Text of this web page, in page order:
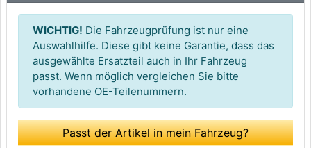
WICHTIG! Die Fahrzeugprüfung ist nur eine
Auswahlhilfe. Diese gibt keine Garantie, dass das
ausgewählte Ersatzteil auch in Ihr Fahrzeug
passt. Wenn möglich vergleichen Sie bitte
vorhandene OE-Teilenummern.
Passt der Artikel in mein Fahrzeug?